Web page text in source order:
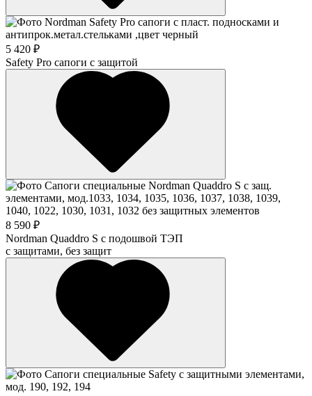
5 420 ₽
Safety Pro сапоги с защитой
8 590 ₽
Nordman Quaddro S с подошвой ТЭП
с защитами, без защит